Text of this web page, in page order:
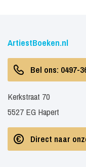
ArtiestBoeken.nl
Bel ons: 0497-
Kerkstraat 70
5527 EG Hapert
Direct naar